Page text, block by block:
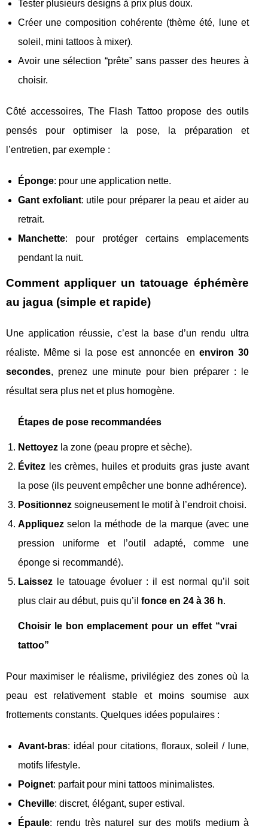
Tester plusieurs designs à prix plus doux.
Créer une composition cohérente (thème été, lune et
soleil, mini tattoos à mixer).
Avoir une sélection “prête” sans passer des heures à
choisir.
Côté accessoires, The Flash Tattoo propose des outils
pensés pour optimiser la pose, la préparation et
l’entretien, par exemple :
Éponge: pour une application nette.
Gant exfoliant: utile pour préparer la peau et aider au
retrait.
Manchette: pour protéger certains emplacements
pendant la nuit.
Comment appliquer un tatouage éphémère
au jagua (simple et rapide)
Une application réussie, c’est la base d’un rendu ultra
réaliste. Même si la pose est annoncée en environ 30
secondes, prenez une minute pour bien préparer : le
résultat sera plus net et plus homogène.
Étapes de pose recommandées
Nettoyez la zone (peau propre et sèche).
Évitez les crèmes, huiles et produits gras juste avant
la pose (ils peuvent empêcher une bonne adhérence).
Positionnez soigneusement le motif à l’endroit choisi.
Appliquez selon la méthode de la marque (avec une
pression uniforme et l’outil adapté, comme une
éponge si recommandé).
Laissez le tatouage évoluer : il est normal qu’il soit
plus clair au début, puis qu’il fonce en 24 à 36 h.
Choisir le bon emplacement pour un effet “vrai
tattoo”
Pour maximiser le réalisme, privilégiez des zones où la
peau est relativement stable et moins soumise aux
frottements constants. Quelques idées populaires :
Avant-bras: idéal pour citations, floraux, soleil / lune,
motifs lifestyle.
Poignet: parfait pour mini tattoos minimalistes.
Cheville: discret, élégant, super estival.
Épaule: rendu très naturel sur des motifs medium à